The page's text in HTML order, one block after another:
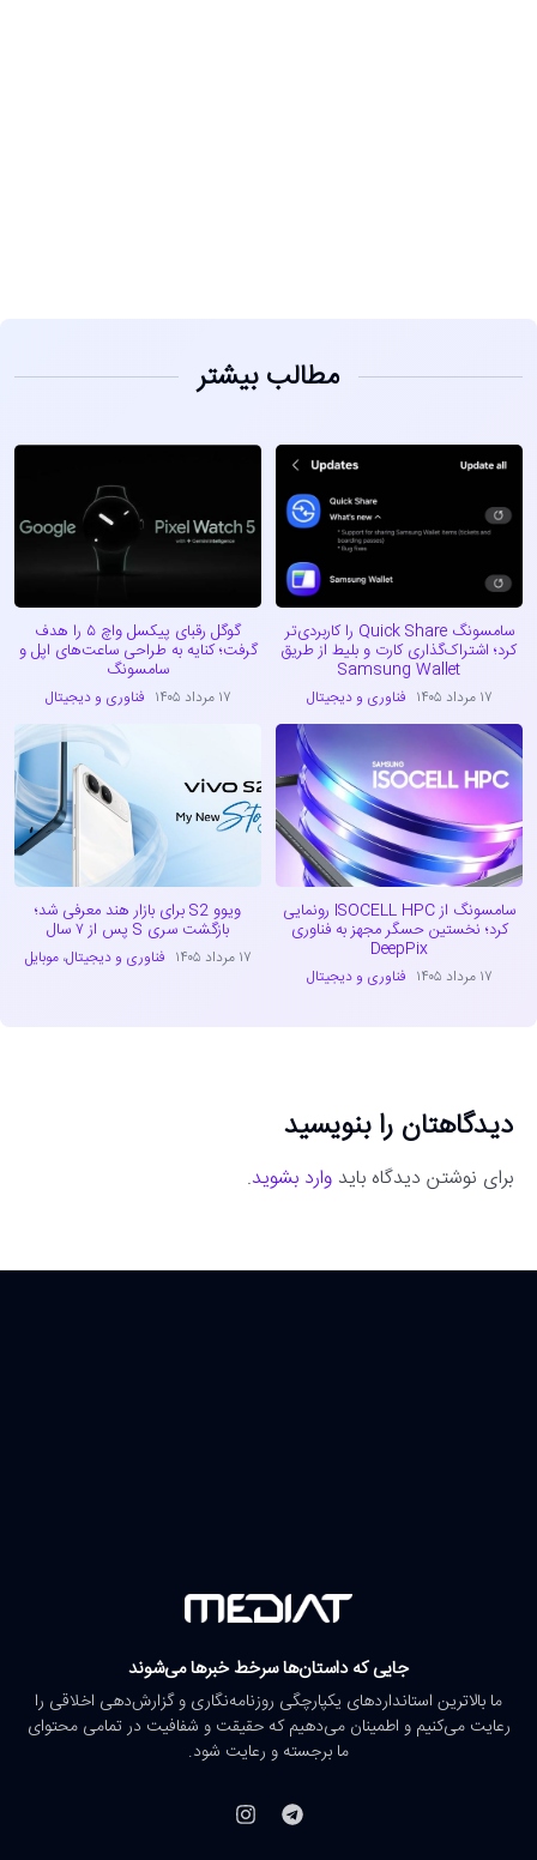
مطالب بیشتر
سامسونگ Quick Share را کاربردی‌تر
کرد؛ اشتراک‌گذاری کارت و بلیط از طریق
Samsung Wallet
۱۷ مرداد ۱۴۰۵ فناوری و دیجیتال
گوگل رقبای پیکسل واچ ۵ را هدف
گرفت؛ کنایه به طراحی ساعت‌های اپل و
سامسونگ
۱۷ مرداد ۱۴۰۵ فناوری و دیجیتال
سامسونگ از ISOCELL HPC رونمایی
کرد؛ نخستین حسگر مجهز به فناوری
DeepPix
۱۷ مرداد ۱۴۰۵ فناوری و دیجیتال
ویوو S2 برای بازار هند معرفی شد؛
بازگشت سری S پس از ۷ سال
۱۷ مرداد ۱۴۰۵ فناوری و دیجیتال،موبایل
دیدگاهتان را بنویسید
برای نوشتن دیدگاه باید وارد بشوید.
جایی که داستان‌ها سرخط خبرها می‌شوند
ما بالاترین استانداردهای یکپارچگی روزنامه‌نگاری و گزارش‌دهی اخلاقی را
رعایت می‌کنیم و اطمینان می‌دهیم که حقیقت و شفافیت در تمامی محتوای
ما برجسته و رعایت شود.